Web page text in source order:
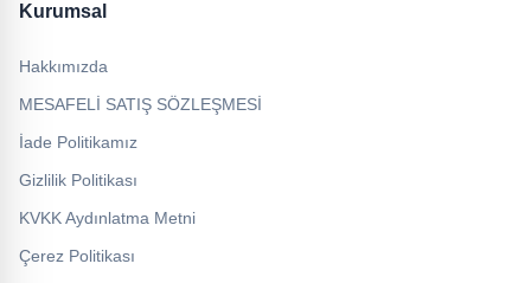
Kurumsal
Hakkımızda
MESAFELİ SATIŞ SÖZLEŞMESİ
İade Politikamız
Gizlilik Politikası
KVKK Aydınlatma Metni
Çerez Politikası